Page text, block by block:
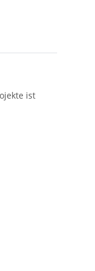
ist